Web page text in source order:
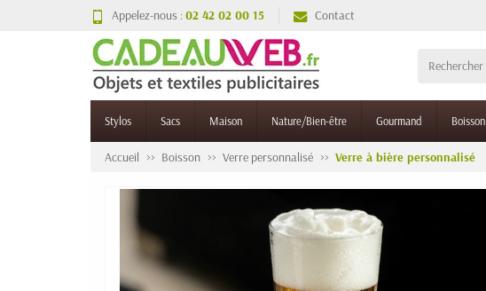
Appelez-nous :02 42 02 00 15 Contact
Stylos Sacs Maison Nature/Bien-être Gourmand Boisson
Accueil Boisson Verre personnalisé Verre à bière personnalisé